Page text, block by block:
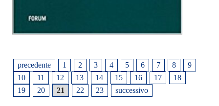
precedente 1 2 3 4 5 6 7 8
9
10
11 12 13 14 15 16 17
18
19
20 21 22 23 successivo